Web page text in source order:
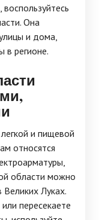
Она
и дома,
в регионе.
и пищевой
относятся
области можно
Великих Луках.
пересекаете